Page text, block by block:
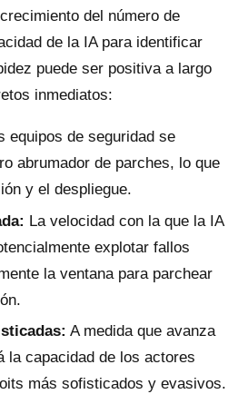
del número de
de la IA para identificar
puede ser positiva a largo
inmediatos:
equipos de seguridad se
abrumador de parches, lo que
y el despliegue.
La velocidad con la que la IA
explotar fallos
la ventana para parchear
A medida que avanza
la capacidad de los actores
más sofisticados y evasivos.